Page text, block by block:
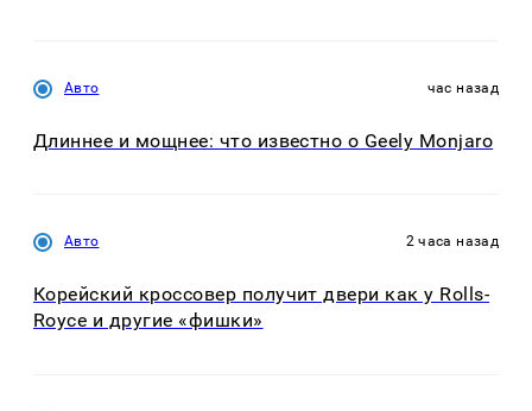
Авто час назад
Длиннее и мощнее: что известно о Geely Monjaro
Авто 2 часа назад
Корейский кроссовер получит двери как у Rolls-
Royce и другие «фишки»